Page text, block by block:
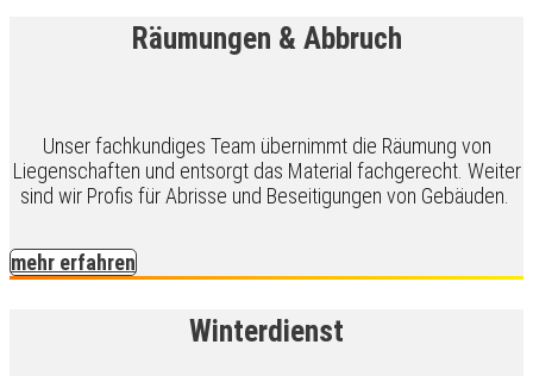
Räumungen & Abbruch
Unser fachkundiges Team übernimmt die Räumung von
Liegenschaften und entsorgt das Material fachgerecht. Weiter
sind wir Profis für Abrisse und Beseitigungen von Gebäuden.
mehr erfahren
Winterdienst